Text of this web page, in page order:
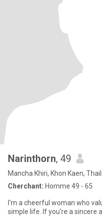
Narinthorn, 49
Mancha Khiri, Khon Kaen,
Cherchant: Homme 49 - 65
I'm a cheerful woman who
simple life. If you're a sincere